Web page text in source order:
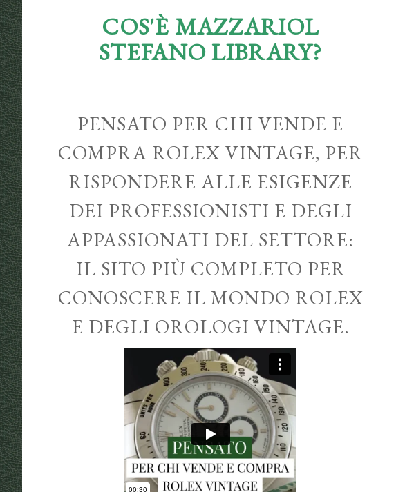
COS'È MAZZARIOL
STEFANO LIBRARY?
PENSATO PER CHI VENDE E
COMPRA ROLEX VINTAGE, PER
RISPONDERE ALLE ESIGENZE
DEI PROFESSIONISTI E DEGLI
APPASSIONATI DEL SETTORE:
IL SITO PIÙ COMPLETO PER
CONOSCERE IL MONDO ROLEX
E DEGLI OROLOGI VINTAGE.